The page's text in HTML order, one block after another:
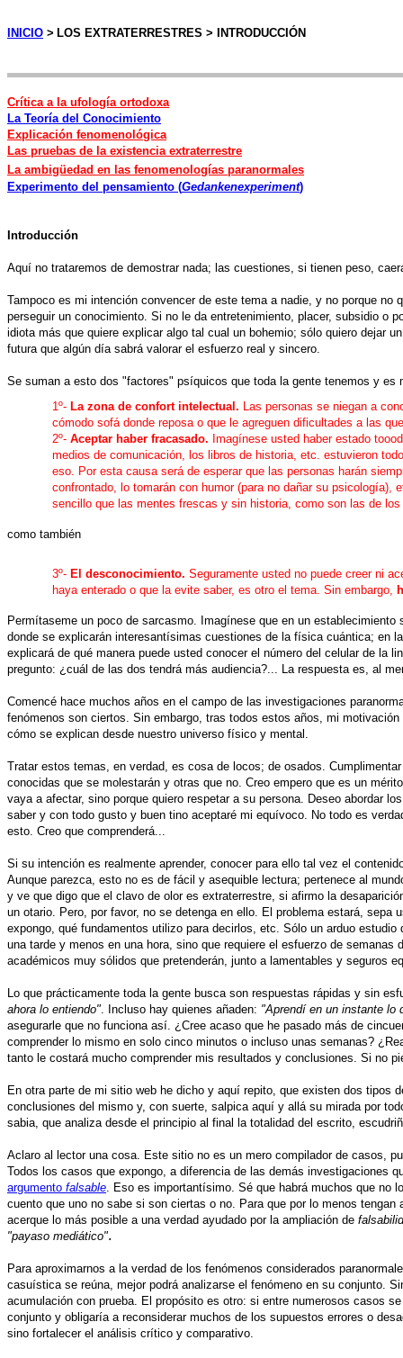
INICIO > LOS EXTRATERRESTRES > INTRODUCCIÓN
Crítica a la ufología ortodoxa
La Teoría del Conocimiento
Explicación fenomenológica
Las pruebas de la existencia extraterrestre
La ambigüedad en las fenomenologías paranormales
Experimento del pensamiento (Gedankenexperiment)
Introducción
Aquí no trataremos de demostrar nada; las cuestiones, si tienen peso,
Tampoco es mi intención convencer de este tema a nadie, y no porque
perseguir un conocimiento. Si no le da entretenimiento, placer, subsidio o
idiota más que quiere explicar algo tal cual un bohemio; sólo quiero dejar
futura que algún día sabrá valorar el esfuerzo real y sincero.
Se suman a esto dos "factores" psíquicos que toda la gente tenemos y
1º- La zona de confort intelectual. Las personas se niegan a
cómodo sofá donde reposa o que le agreguen dificultades a las
2º- Aceptar haber fracasado. Imagínese usted haber estado
medios de comunicación, los libros de historia, etc. estuvieron
eso. Por esta causa será de esperar que las personas harán
confrontado, lo tomarán con humor (para no dañar su
sencillo que las mentes frescas y sin historia, como son las de
como también
3º- El desconocimiento. Seguramente usted no puede creer ni
haya enterado o que la evite saber, es otro el tema. Sin embargo,
Permítaseme un poco de sarcasmo. Imagínese que en un
donde se explicarán interesantísimas cuestiones de la física cuántica; en
explicará de qué manera puede usted conocer el número del celular de la
pregunto: ¿cuál de las dos tendrá más audiencia?... La respuesta es, al
Comencé hace muchos años en el campo de las investigaciones
fenómenos son ciertos. Sin embargo, tras todos estos años, mi
cómo se explican desde nuestro universo físico y mental.
Tratar estos temas, en verdad, es cosa de locos; de osados.
conocidas que se molestarán y otras que no. Creo empero que es un
vaya a afectar, sino porque quiero respetar a su persona. Deseo abordar
saber y con todo gusto y buen tino aceptaré mi equívoco. No todo es
esto. Creo que comprenderá...
Si su intención es realmente aprender, conocer para ello tal vez el
Aunque parezca, esto no es de fácil y asequible lectura; pertenece al
y ve que digo que el clavo de olor es extraterrestre, si afirmo la
un otario. Pero, por favor, no se detenga en ello. El problema estará,
expongo, qué fundamentos utilizo para decirlos, etc. Sólo un arduo
una tarde y menos en una hora, sino que requiere el esfuerzo de
académicos muy sólidos que pretenderán, junto a lamentables y seguros
Lo que prácticamente toda la gente busca son respuestas rápidas y sin
ahora lo entiendo". Incluso hay quienes añaden: "Aprendí en un instante lo
asegurarle que no funciona así. ¿Cree acaso que he pasado más de
comprender lo mismo en solo cinco minutos o incluso unas semanas?
tanto le costará mucho comprender mis resultados y conclusiones. Si no
En otra parte de mi sitio web he dicho y aquí repito, que existen dos tipos
conclusiones del mismo y, con suerte, salpica aquí y allá su mirada por
sabia, que analiza desde el principio al final la totalidad del escrito,
Aclaro al lector una cosa. Este sitio no es un mero compilador de casos,
Todos los casos que expongo, a diferencia de las demás investigaciones
argumento falsable. Eso es importantísimo. Sé que habrá muchos que no
cuento que uno no sabe si son ciertas o no. Para que por lo menos
acerque lo más posible a una verdad ayudado por la ampliación de
"payaso mediático".
Para aproximarnos a la verdad de los fenómenos considerados
casuística se reúna, mejor podrá analizarse el fenómeno en su conjunto.
acumulación con prueba. El propósito es otro: si entre numerosos casos
conjunto y obligaría a reconsiderar muchos de los supuestos errores o
sino fortalecer el análisis crítico y comparativo.